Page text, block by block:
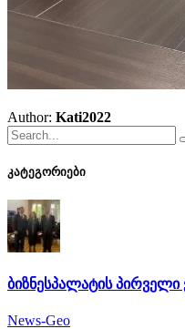
Author: Kati2022
კატეგორიები
ბიზნესპალატის პირველი
News-Geo